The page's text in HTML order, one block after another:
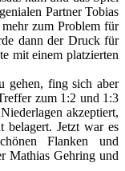
Partner Tobias
zum Problem für
dann der Druck für
mit einem platzierten
gehen, fing sich aber
zum 1:2 und 1:3
akzeptiert,
belagert. Jetzt war es
Flanken und
Mathias Gehring und